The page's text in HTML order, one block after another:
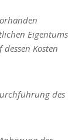
Eigentums
Kosten
des